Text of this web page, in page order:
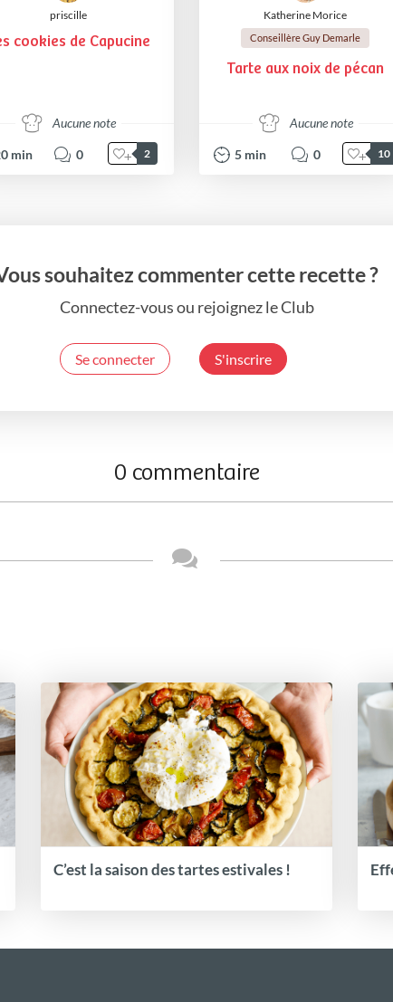
priscille
cookies de Capucine
Aucune note
min 0 2
Katherine Morice
Conseillère Guy Demarle
Tarte aux noix de pécan
Aucune note
5 min 0 10
souhaitez commenter cette recette ?
Connectez-vous ou rejoignez le Club
Se connecter S'inscrire
0 commentaire
C’est la saison des tartes estivales !